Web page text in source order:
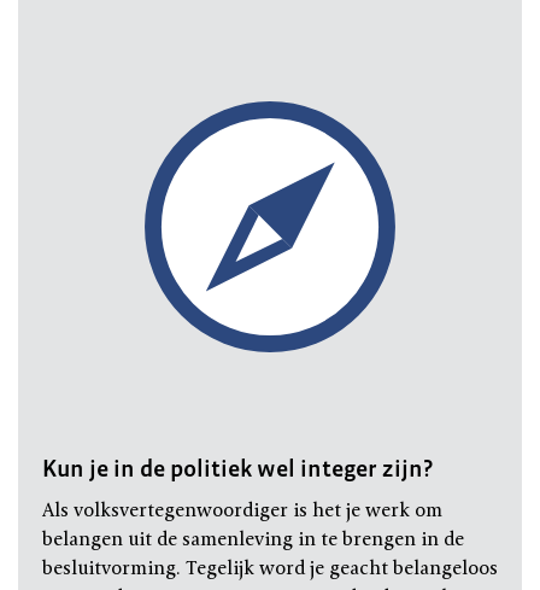
Kun je in de politiek wel integer zijn?
Als volksvertegenwoordiger is het je werk om
belangen uit de samenleving in te brengen in de
besluitvorming. Tegelijk word je geacht belangeloos